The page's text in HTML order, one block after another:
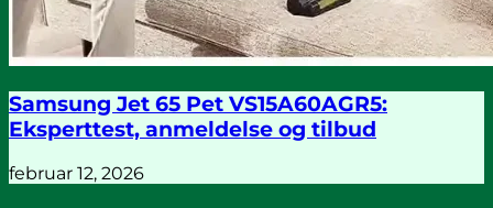
Samsung Jet 65 Pet VS15A60AGR5:
Eksperttest, anmeldelse og tilbud
februar 12, 2026